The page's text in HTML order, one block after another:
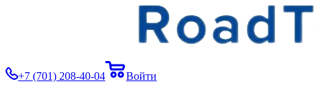
+7 (701) 208-40-04
Войти